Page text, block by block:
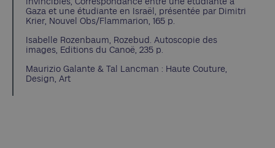
Gaza et une étudiante en Israël, présentée par Dimitri
Krier, Nouvel Obs/Flammarion, 165 p.
Isabelle Rozenbaum, Rozebud. Autoscopie des
images, Editions du Canoë, 235 p.
Maurizio Galante & Tal Lancman : Haute Couture,
Design, Art